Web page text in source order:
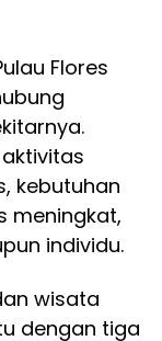
Flores
kebutuhan
meningkat,
individu.
wisata
dengan tiga